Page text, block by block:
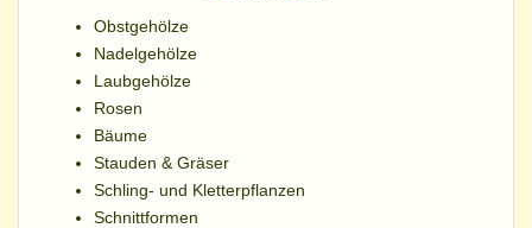
Obstgehölze
Nadelgehölze
Laubgehölze
Rosen
Bäume
Stauden & Gräser
Schling- und Kletterpflanzen
Schnittformen